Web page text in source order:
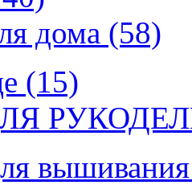
дома (58)
(15)